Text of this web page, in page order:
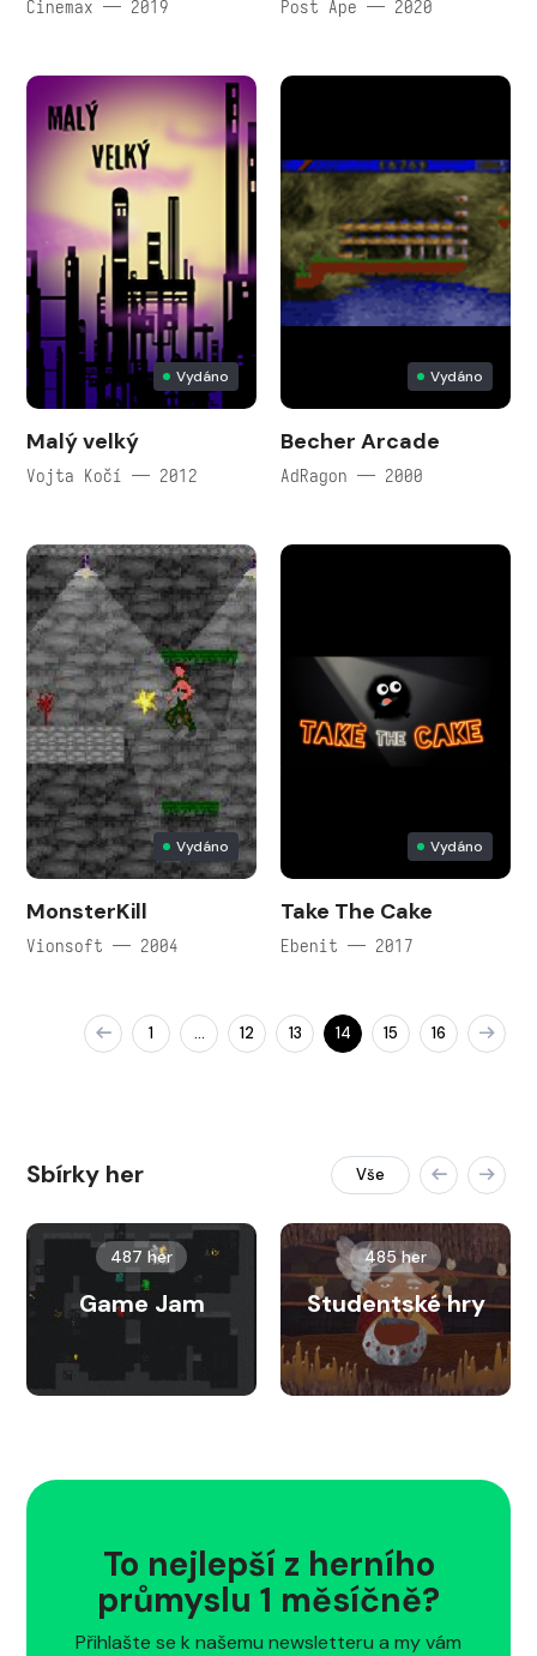
Cinemax — 2019 Post Ape — 2020
Vydáno
Malý velký
Vojta Kočí — 2012
Vydáno
Becher Arcade
AdRagon — 2000
Vydáno
MonsterKill
Vionsoft — 2004
Vydáno
Take The Cake
Ebenit — 2017
1 … 12 13 14 15 16
Sbírky her Vše
487 her
Game Jam
485 her
Studentské hry
To nejlepší z herního
průmyslu 1 měsíčně?
Přihlašte se k našemu newsletteru a my vám